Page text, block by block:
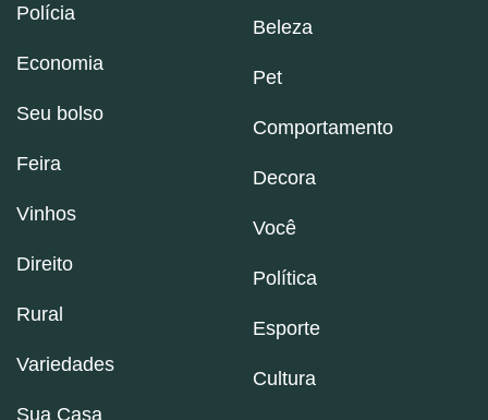
Polícia
Economia
Seu bolso
Feira
Vinhos
Direito
Rural
Variedades
Sua Casa
Beleza
Pet
Comportamento
Decora
Você
Política
Esporte
Cultura